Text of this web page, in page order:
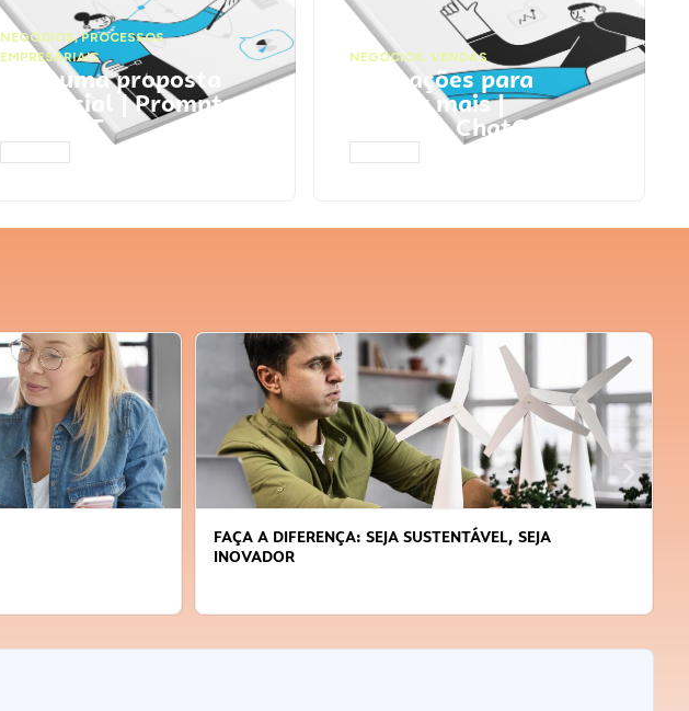
NEGÓCIOS,PROCESSOS
EMPRESARIAIS
Faça uma proposta
comercial | Prompts
ChatGPT
NEGÓCIOS, VENDAS
Faça ações para
vender mais |
Prompts ChatGPT
FAÇA A DIFERENÇA: SEJA SUSTENTÁVEL, SEJA
INOVADOR